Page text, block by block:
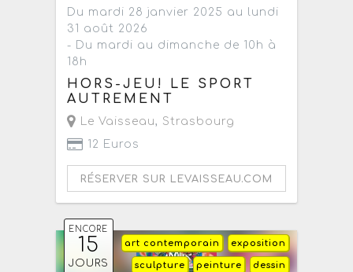
Du mardi 28 janvier 2025 au lundi
31 août 2026
- Du mardi au dimanche de 10h à
18h
HORS-JEU! LE SPORT
AUTREMENT
Le Vaisseau, Strasbourg
12 Euros
RÉSERVER SUR LEVAISSEAU.COM
ENCORE
15
JOURS
exposition
art contemporain
dessin
peinture
sculpture